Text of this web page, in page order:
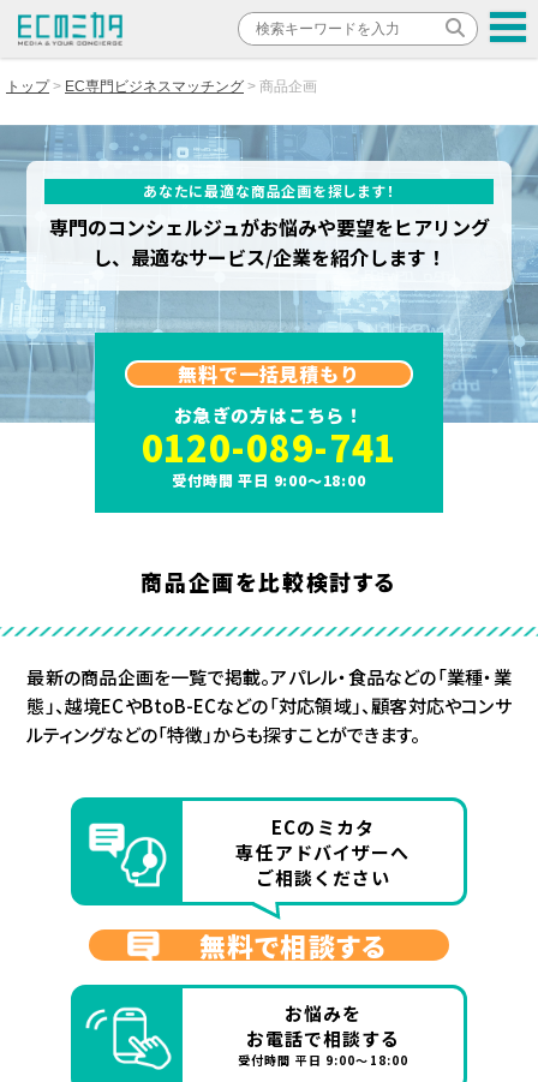
トップ EC専門ビジネスマッチング 商品企画
あなたに最適な商品企画を探します！
専門のコンシェルジュがお悩みや要望をヒアリング
し、最適なサービス/企業を紹介します！
無料で一括見積もり
お急ぎの方はこちら！
0120-089-741
受付時間 平日 9:00～18:00
商品企画を比較検討する
最新の商品企画を一覧で掲載。アパレル・食品などの「業種・業
態」、越境ECやBtoB-ECなどの「対応領域」、顧客対応やコンサ
ルティングなどの「特徴」からも探すことができます。
ECのミカタ
専任アドバイザーへ
ご相談ください
無料で相談する
お悩みを
お電話で相談する
受付時間 平日 9:00～18:00